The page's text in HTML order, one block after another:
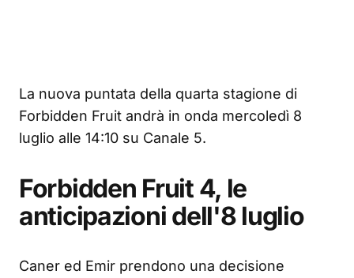
La nuova puntata della quarta stagione di
Forbidden Fruit andrà in onda mercoledì 8
luglio alle 14:10 su Canale 5.
Forbidden Fruit 4, le
anticipazioni dell'8 luglio
Caner ed Emir prendono una decisione